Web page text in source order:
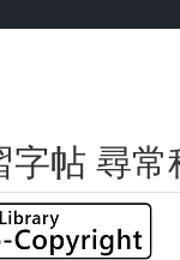
字帖 尋常